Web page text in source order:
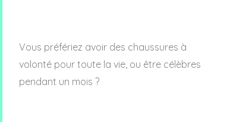
Vous préfériez avoir des chaussures à
volonté pour toute la vie, ou être célèbres
pendant un mois ?